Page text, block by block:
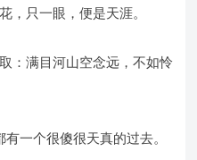
，只一眼，便是天涯。
：满目河山空念远，不如怜
一个很傻很天真的过去。